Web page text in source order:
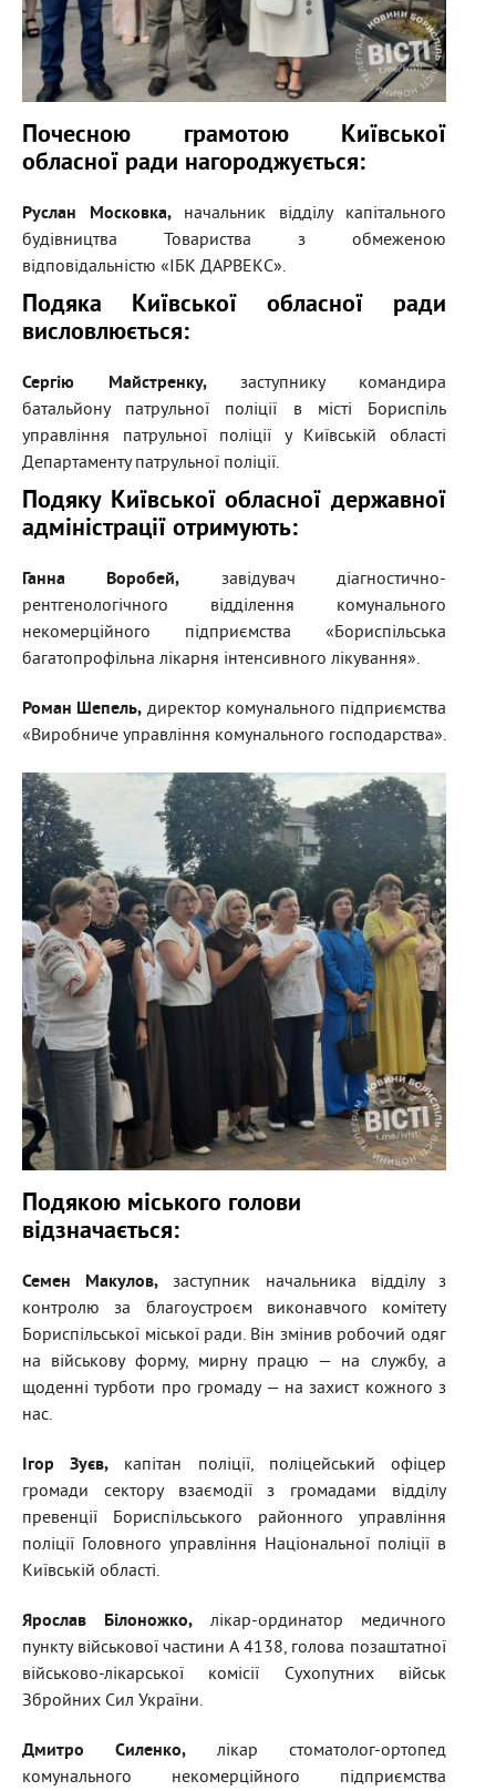
Почесною грамотою Київської
обласної ради нагороджується:
Руслан Московка, начальник відділу капітального
будівництва Товариства з обмеженою
відповідальністю «ІБК ДАРВЕКС».
Подяка Київської обласної ради
висловлюється:
Сергію Майстренку,заступнику командира
батальйону патрульної поліції в місті Бориспіль
управління патрульної поліції у Київській області
Департаменту патрульної поліції.
Подяку Київської обласної державної
адміністрації отримують:
Ганна Воробей, завідувач діагностично-
рентгенологічного відділення комунального
некомерційного підприємства «Бориспільська
багатопрофільна лікарня інтенсивного лікування».
Роман Шепель, директор комунального підприємства
«Виробниче управління комунального господарства».
Подякою міського голови
відзначається:
Семен Макулов, заступник начальника відділу з
контролю за благоустроєм виконавчого комітету
Бориспільської міської ради. Він змінив робочий одяг
на військову форму, мирну працю — на службу, а
щоденні турботи про громаду — на захист кожного з
нас.
Ігор Зуєв, капітан поліції, поліцейський офіцер
громади сектору взаємодії з громадами відділу
превенції Бориспільського районного управління
поліції Головного управління Національної поліції в
Київській області.
Ярослав Білоножко, лікар-ординатор медичного
пункту військової частини А 4138, голова позаштатної
військово-лікарської комісії Сухопутних військ
Збройних Сил України.
Дмитро Силенко, лікар стоматолог-ортопед
комунального некомерційного підприємства